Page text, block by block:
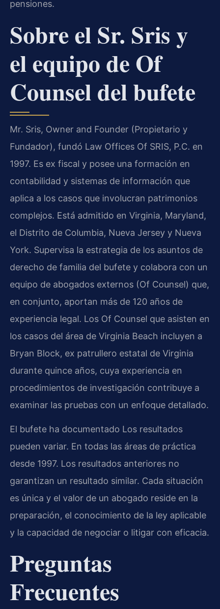
pensiones.
Sobre el Sr. Sris y
el equipo de Of
Counsel del bufete
Mr. Sris, Owner and Founder (Propietario y
Fundador), fundó Law Offices Of SRIS, P.C. en
1997. Es ex fiscal y posee una formación en
contabilidad y sistemas de información que
aplica a los casos que involucran patrimonios
complejos. Está admitido en Virginia, Maryland,
el Distrito de Columbia, Nueva Jersey y Nueva
York. Supervisa la estrategia de los asuntos de
derecho de familia del bufete y colabora con un
equipo de abogados externos (Of Counsel) que,
en conjunto, aportan más de 120 años de
experiencia legal. Los Of Counsel que asisten en
los casos del área de Virginia Beach incluyen a
Bryan Block, ex patrullero estatal de Virginia
durante quince años, cuya experiencia en
procedimientos de investigación contribuye a
examinar las pruebas con un enfoque detallado.
El bufete ha documentado Los resultados
pueden variar. En todas las áreas de práctica
desde 1997. Los resultados anteriores no
garantizan un resultado similar. Cada situación
es única y el valor de un abogado reside en la
preparación, el conocimiento de la ley aplicable
y la capacidad de negociar o litigar con eficacia.
Preguntas
Frecuentes